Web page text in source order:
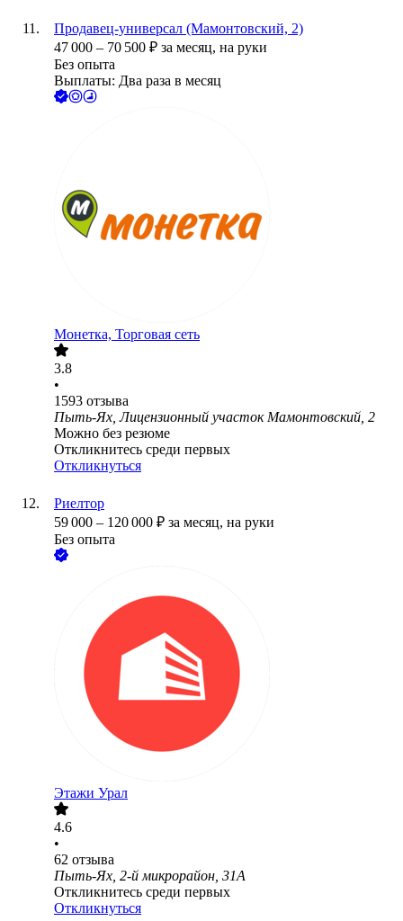
Продавец-универсал (Мамонтовский, 2)
47 000 – 70 500 ₽ за месяц, на руки
Без опыта
Выплаты: Два раза в месяц
Монетка, Торговая сеть
3.8
•
1593 отзыва
Пыть-Ях, Лицензионный участок Мамонтовский, 2
Можно без резюме
Откликнитесь среди первых
Откликнуться
Риелтор
59 000 – 120 000 ₽ за месяц, на руки
Без опыта
Этажи Урал
4.6
•
62 отзыва
Пыть-Ях, 2-й микрорайон, 31А
Откликнитесь среди первых
Откликнуться